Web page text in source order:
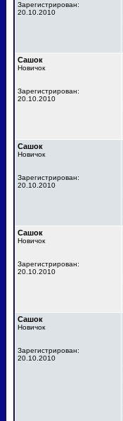
Зарегистрирован:
20.10.2010
Сашок
Новичок
Зарегистрирован:
20.10.2010
Сашок
Новичок
Зарегистрирован:
20.10.2010
Сашок
Новичок
Зарегистрирован:
20.10.2010
Сашок
Новичок
Зарегистрирован:
20.10.2010